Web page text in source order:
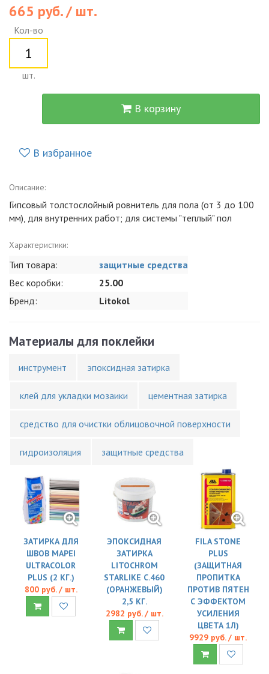
665 руб. / шт.
Кол-во
шт.
В корзину
В избранное
Описание:
Гипсовый толстослойный ровнитель для пола (от 3 до 100
мм), для внутренних работ; для системы "теплый" пол
Характеристики:
Тип товара:
защитные средства
Вес коробки:
25.00
Бренд:
Litokol
Материалы для поклейки
инструмент эпоксидная затирка
клей для укладки мозаики цементная затирка
средство для очистки облицовочной поверхности
гидроизоляция защитные средства
ЗАТИРКА ДЛЯ
ШВОВ MAPEI
ULTRACOLOR
PLUS (2 КГ.)
800 руб. / шт.
ЭПОКСИДНАЯ
ЗАТИРКА
LITOCHROM
STARLIKE C.460
(ОРАНЖЕВЫЙ)
2,5 КГ.
2982 руб. / шт.
FILA STONE
PLUS
(ЗАЩИТНАЯ
ПРОПИТКА
ПРОТИВ ПЯТЕН
С ЭФФЕКТОМ
УСИЛЕНИЯ
ЦВЕТА 1Л)
9929 руб. / шт.